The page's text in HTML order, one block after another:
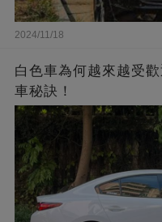
2024/11/18
白色車為何越來越受
車秘訣！